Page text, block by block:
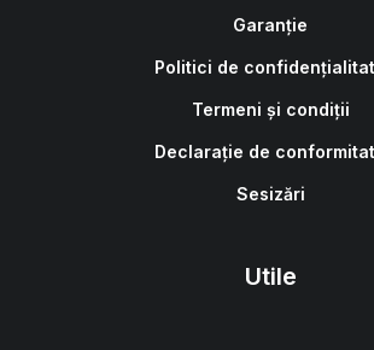
Garanție
Politici de
Termeni și condiții
Declarație de
Sesizări
Utile